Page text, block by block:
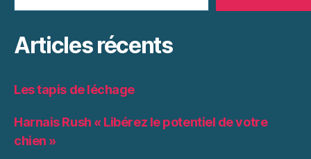
Articles récents
Les tapis de léchage
Harnais Rush « Libérez le potentiel de votre
chien »